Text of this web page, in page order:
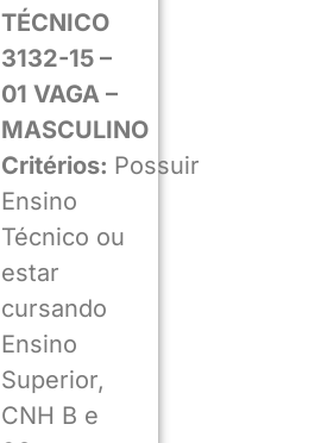
TÉCNICO
3132-15 –
01 VAGA –
MASCULINO
Critérios: Possuir
Ensino
Técnico ou
estar
cursando
Ensino
Superior,
CNH B e